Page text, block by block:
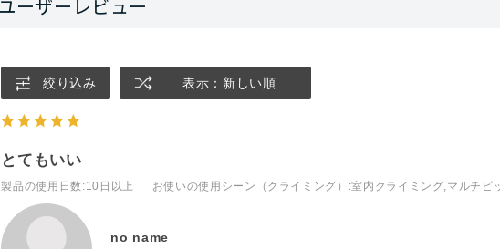
絞り込み 表示：新しい順
とてもいい
製品の使用日数 :10日以上 お使いの使用シーン（クライミング） :室内クライミング,マルチピ
no name